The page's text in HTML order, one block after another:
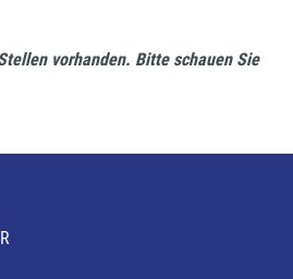
vorhanden. Bitte schauen Sie